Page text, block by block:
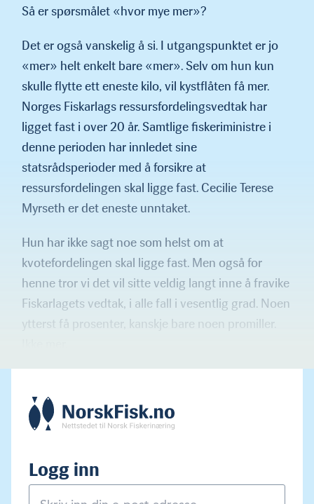
Så er spørsmålet «hvor mye mer»?
Det er også vanskelig å si. I utgangspunktet er jo
«mer» helt enkelt bare «mer». Selv om hun kun
skulle flytte ett eneste kilo, vil kystflåten få mer.
Norges Fiskarlags ressursfordelingsvedtak har
ligget fast i over 20 år. Samtlige fiskeriministre i
denne perioden har innledet sine
statsrådsperioder med å forsikre at
ressursfordelingen skal ligge fast. Cecilie Terese
Myrseth er det eneste unntaket.
Hun har ikke sagt noe som helst om at
kvotefordelingen skal ligge fast. Men også for
henne tror vi det vil sitte veldig langt inne å fravike
Fiskarlagets vedtak, i alle fall i vesentlig grad. Noen
ytterst få prosenter, kanskje bare noen promiller.
Logg inn